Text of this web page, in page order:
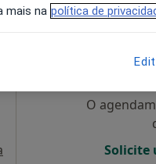
O
Solicite
mais na política de